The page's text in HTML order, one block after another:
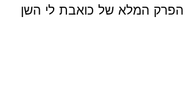
הפרק המלא של כואבת לי השן